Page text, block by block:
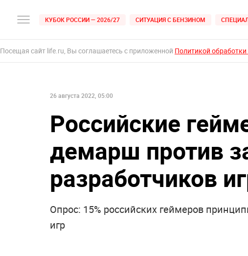
КУБОК РОССИИ — 2026/27 СИТУАЦИЯ С БЕНЗИНОМ
Посещая сайт life.ru, Вы соглашаетесь с приложенной Политикой
26 августа 2022, 05:00
Российские
демарш против
разработчиков
Опрос: 15% российских геймеров
игр